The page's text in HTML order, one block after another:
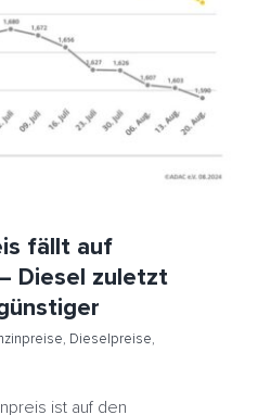
auf Jahrestiefstand – Diesel
Juni 2023 günstiger
Dieselpreise HeizölNews
fällt auf
Diesel zuletzt
, Dieselpreise,
ist auf den